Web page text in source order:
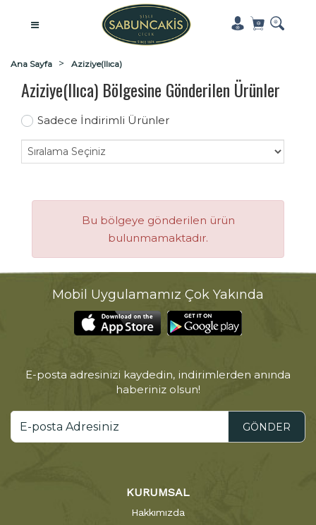
Ana Sayfa Aziziye(Ilıca)
Aziziye(Ilıca) Bölgesine Gönderilen Ürünler
Sadece İndirimli Ürünler
Bu bölgeye gönderilen ürün
bulunmamaktadır.
Mobil Uygulamamız Çok Yakında
E-posta adresinizi kaydedin, indirimlerden anında
haberiniz olsun!
GÖNDER
KURUMSAL
Hakkımızda